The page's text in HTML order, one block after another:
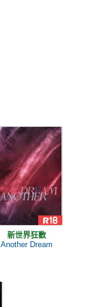
新世界狂歡
Another Dream